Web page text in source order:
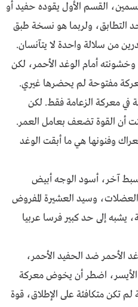
القسم الأول يقوده حفيد أو
التطابق، ولربما هو نسخة طبق
من سلالة واحدة لا يتآنسان.
أمام الوغد الأحمر، لكن
مفتوحة لم يحضرها غيري.
في معركة الزعامة فقط. لكن
أن القوة تضعف بعامل العمر.
وفنونها هي ما أبقت الوغد
سبط آخر، أسود الوجه أبيض
وسيد العشيرة المفروض
يشبه إلى حد كبير فرسا عربيا
الأحمر ضد الحفيد الأحمر،
الأيسر، اضطر أن يخوض معركة
تكن متكافئة على الإطلاق، قوة